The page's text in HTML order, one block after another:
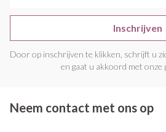
Inschrijven
Door op inschrijven te klikken, schrijft u
en gaat u akkoord met onze
Neem contact met ons op